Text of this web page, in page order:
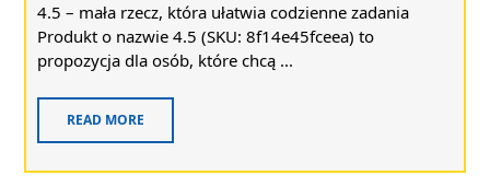
4.5 – mała rzecz, która ułatwia codzienne zadania
Produkt o nazwie 4.5 (SKU: 8f14e45fceea) to
propozycja dla osób, które chcą ...
READ MORE